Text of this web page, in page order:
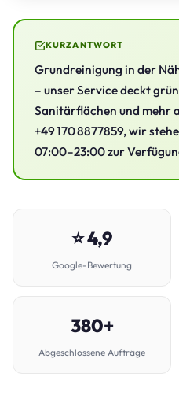
KURZANTWORT
Grundreinigung in der
– unser Service deckt
Sanitärflächen und mehr
+49 170 8877859, wir
07:00–23:00 zur
⭐ 4,9
Google-Bewertung
380+
Abgeschlossene Aufträge